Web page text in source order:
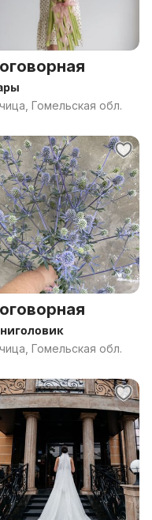
Гомельская обл.
Гомельская обл.